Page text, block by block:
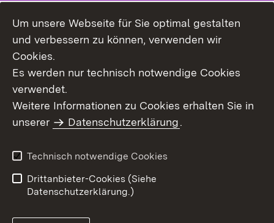
Themenübersicht
Barrierefreiheit
Um unsere Webseite für Sie optimal gestalten
und verbessern zu können, verwenden wir
Cookies.
Es werden nur technisch notwendige Cookies
verwendet.
Weitere Informationen zu Cookies erhalten Sie in
unserer
Datenschutzerklärung.
Technisch notwendige Cookies
Drittanbieter-Cookies (Siehe
Datenschutzerklärung.)